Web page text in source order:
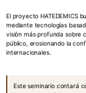
El proyecto HATEDEMICS
mediante tecnologías
visión más profunda sobre
público, erosionando la
internacionales.
Este seminario contará